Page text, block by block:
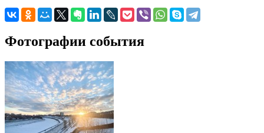
Фотографии события